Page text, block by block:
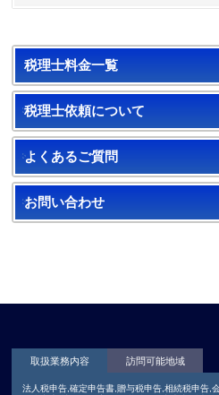
税理士料金一覧
税理士依頼について
よくあるご質問
お問い合わせ
取扱業務内容 訪問可能地域
法人税申告,確定申告書,贈与税申告,相続税申告,